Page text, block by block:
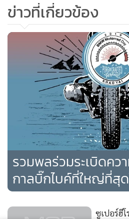
*ทีมงานผู้จัดการเกม เรียนเชิญผู้อ่า
ManagerGameทางเฟซบุ๊กเพื่อเพิ่มช่
วงการเกมครับ*
ข่าวที่เกี่ยวข้อง
รวมพลร่วมระเบิดคว
กาลบิ๊กไบค์ที่ใหญ่ที่สุด
ซูเปอร์ฮีโ